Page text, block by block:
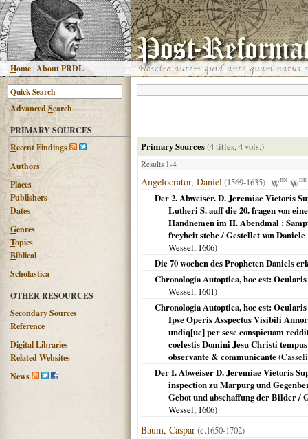
Home |About PRDL
AdvancedSearch
PRIMARY SOURCES
Recent Findings
Authors
Places
Publishers
Dates
Genres
Topics
Biblical
Scholastica
OTHER RESOURCES
Secondary Sources
Reference
Digital Libraries
Related Websites
News
Primary Sources(4 titles, 4 vols.)
Results 1-4
Angelocrator, Daniel(1569-1635) EN DE
Der 2. Abweiser. D. Jeremiae Vietoris
Lutheri S. auff die 20. fragen von
Handnemen im H. Abendmal :
freyheit stehe / Gestellet von
Wessel, 1606)
Die 70 wochen des Propheten Daniels
Chronologia Autoptica, hoc est:
Wessel, 1601)
Chronologia Autoptica, hoc est:
Ipse Operis Asspectus Visibili
undiq[ue] per sese conspicuam
coelestis Domini Jesu Christi
observante & communicante(
Der I. Abweiser D. Jeremiae Vietoris
inspection zu Marpurg und
Gebot und abschaffung der Bilder /
Wessel, 1606)
Baum, Caspar(c.1650-1702)